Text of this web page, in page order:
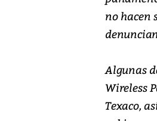
no hacen
Algunas
Wireless
Texaco,